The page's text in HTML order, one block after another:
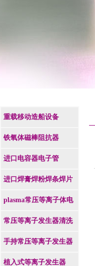
重载移动造船设备
铁氧体磁棒阻抗器
进口电容器电子管
进口焊膏焊粉焊条焊片
plasma常压等离子体电
源
常压等离子发生器清洗
机
手持常压等离子发生器
植入式等离子发生器